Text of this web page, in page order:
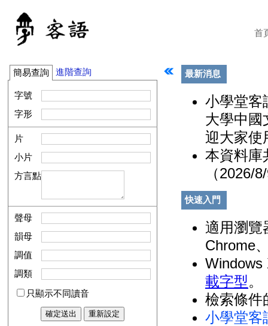
首
簡易查詢 進階查詢
字號
字形
片
小片
方言點
聲母
韻母
調值
調類
只顯示不同讀音
最新消息
小學堂客
大學中國
迎大家使
本資料庫
（2026/
快速入門
適用瀏覽
Chrome
Windows
載字型。
檢索條件
小學堂客